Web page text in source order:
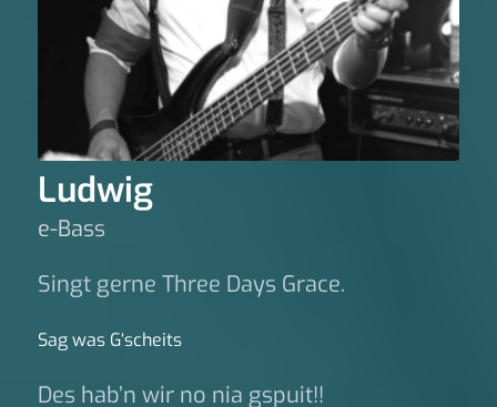
Ludwig
e-Bass
Singt gerne Three Days Grace.
Sag was G‘scheits
Des hab’n wir no nia gspuit!!